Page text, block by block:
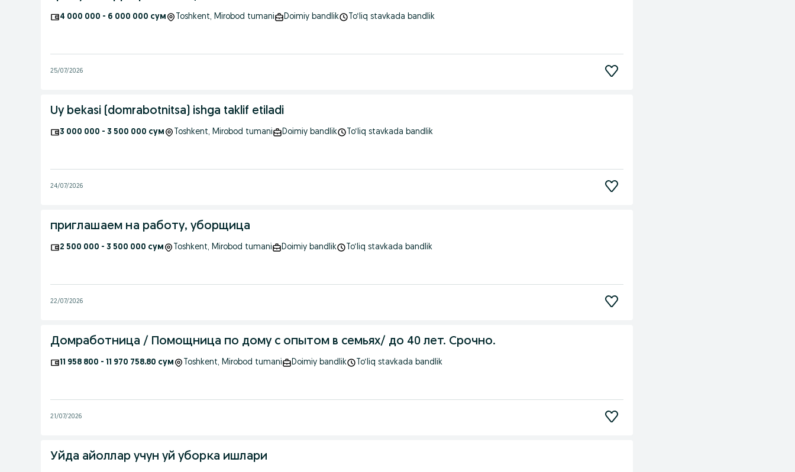
4 000 000 - 6 000 000 сум Toshkent, Mirobod tumani Doimiy bandlik To‘liq stavkada bandlik
25/07/2026
Uy bekasi (domrabotnitsa) ishga taklif etiladi
3 000 000 - 3 500 000 сум Toshkent, Mirobod tumani Doimiy bandlik To‘liq stavkada bandlik
24/07/2026
приглашаем на работу, уборщица
2 500 000 - 3 500 000 сум Toshkent, Mirobod tumani Doimiy bandlik To‘liq stavkada bandlik
22/07/2026
Домработница / Помощница по дому с опытом в семьях/ до 40 лет. Срочно.
11 958 800 - 11 970 758.80 сум Toshkent, Mirobod tumani Doimiy bandlik To‘liq stavkada bandlik
21/07/2026
Уйда айоллар учун уй уборка ишлари